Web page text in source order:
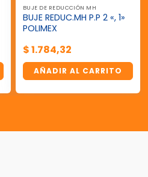
BUJE DE REDUCCIÓN MH
BUJE REDUC.MH P.P 2 «, 1»
POLIMEX
$1.784,32
AÑADIR AL CARRITO